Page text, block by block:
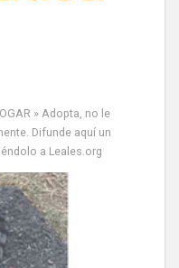
» Adopta, no le
Difunde aquí un
a Leales.org